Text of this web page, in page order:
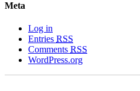
Meta
Log in
Entries RSS
Comments RSS
WordPress.org